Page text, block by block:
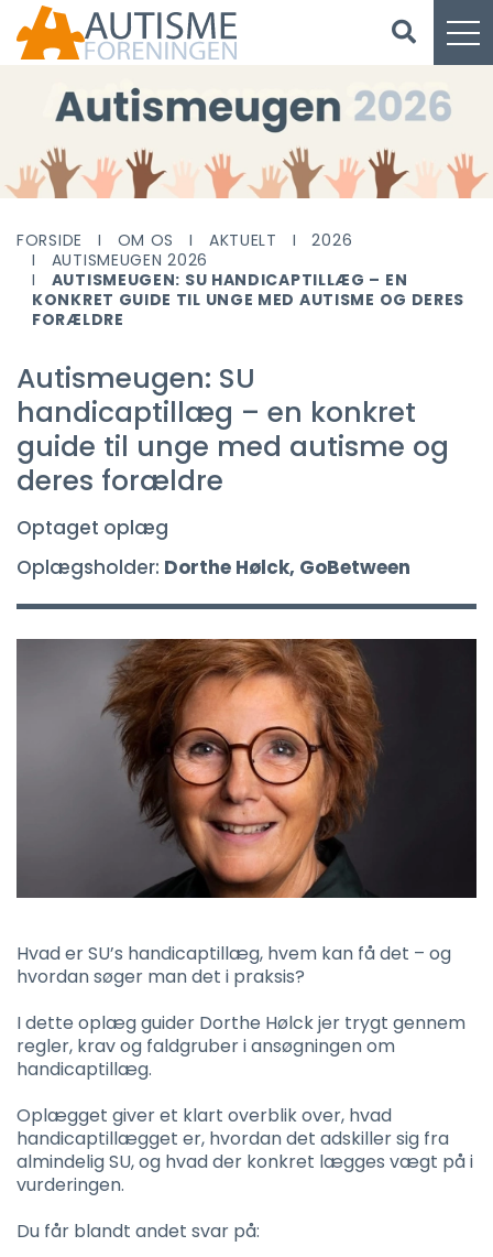
FORSIDE OM OS AKTUELT
2026
AUTISMEUGEN 2026
AUTISMEUGEN: SU HANDICAPTILLÆG – EN
KONKRET GUIDE TIL UNGE MED AUTISME OG DERES
FORÆLDRE
Autismeugen: SU
handicaptillæg – en konkret
guide til unge med autisme og
deres forældre
Optaget oplæg
Oplægsholder: Dorthe Hølck, GoBetween
Hvad er SU’s handicaptillæg, hvem kan få det – og
hvordan søger man det i praksis?
I dette oplæg guider Dorthe Hølck jer trygt gennem
regler, krav og faldgruber i ansøgningen om
handicaptillæg.
Oplægget giver et klart overblik over, hvad
handicaptillægget er, hvordan det adskiller sig fra
almindelig SU, og hvad der konkret lægges vægt på i
vurderingen.
Du får blandt andet svar på: